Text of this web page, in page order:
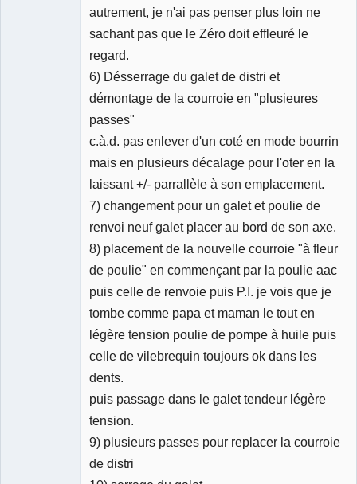
autrement, je n'ai pas penser plus loin ne
sachant pas que le Zéro doit effleuré le
regard.
6) Désserrage du galet de distri et
démontage de la courroie en "plusieures
passes"
c.à.d. pas enlever d'un coté en mode bourrin
mais en plusieurs décalage pour l'oter en la
laissant +/- parrallèle à son emplacement.
7) changement pour un galet et poulie de
renvoi neuf galet placer au bord de son axe.
8) placement de la nouvelle courroie "à fleur
de poulie" en commençant par la poulie aac
puis celle de renvoie puis P.I. je vois que je
tombe comme papa et maman le tout en
légère tension poulie de pompe à huile puis
celle de vilebrequin toujours ok dans les
dents.
puis passage dans le galet tendeur légère
tension.
9) plusieurs passes pour replacer la courroie
de distri